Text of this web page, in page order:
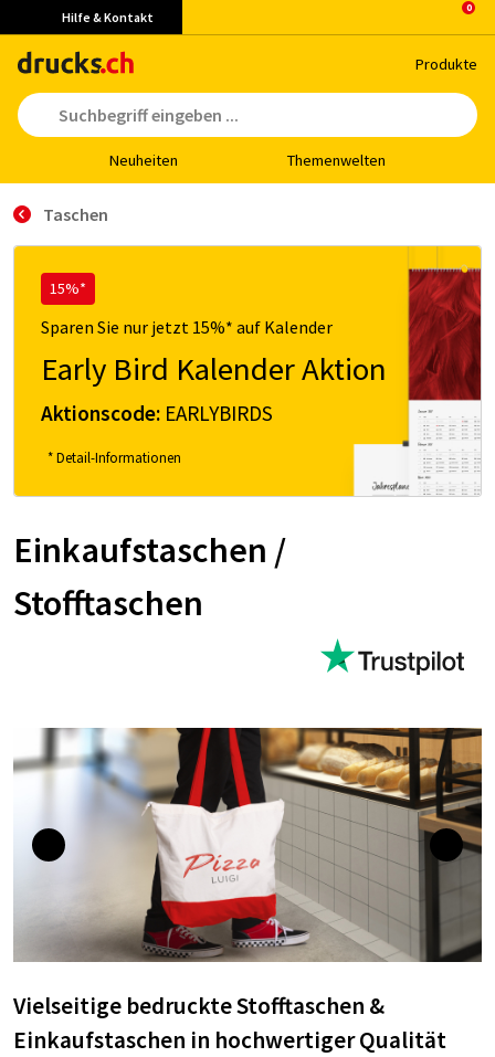
Hilfe & Kontakt
Pro­duk­te
Neu­hei­ten The­men­wel­ten
Taschen
15%*
Sparen Sie nur jetzt 15%* auf Kalender
Early Bird Kalender Aktion
Aktionscode: EARLYBIRDS
* Detail-Informationen
Einkaufstaschen /
Stofftaschen
Vielseitige bedruckte Stofftaschen &
Einkaufstaschen in hochwertiger Qualität